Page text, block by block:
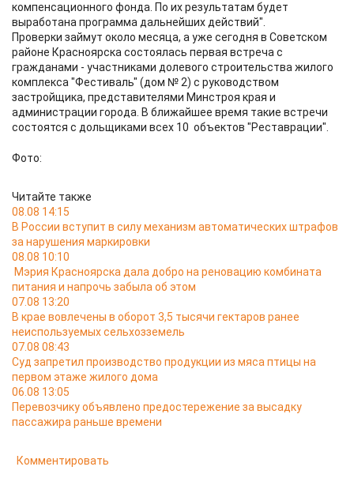
компенсационного фонда. По их результатам будет
выработана программа дальнейших действий".
Проверки займут около месяца, а уже сегодня в Советском
районе Красноярска состоялась первая встреча с
гражданами - участниками долевого строительства жилого
комплекса "Фестиваль" (дом № 2) с руководством
застройщика, представителями Минстроя края и
администрации города. В ближайшее время такие встречи
состоятся с дольщиками всех 10 объектов "Реставрации".
Фото:
Читайте также
08.08 14:15
В России вступит в силу механизм автоматических штрафов
за нарушения маркировки
08.08 10:10
Мэрия Красноярска дала добро на реновацию комбината
питания и напрочь забыла об этом
07.08 13:20
В крае вовлечены в оборот 3,5 тысячи гектаров ранее
неиспользуемых сельхозземель
07.08 08:43
Суд запретил производство продукции из мяса птицы на
первом этаже жилого дома
06.08 13:05
Перевозчику объявлено предостережение за высадку
пассажира раньше времени
Комментировать